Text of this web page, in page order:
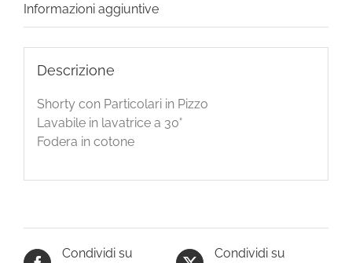
Informazioni aggiuntive
Descrizione
Shorty con Particolari in Pizzo
Lavabile in lavatrice a 30°
Fodera in cotone
Condividi su
Condividi su